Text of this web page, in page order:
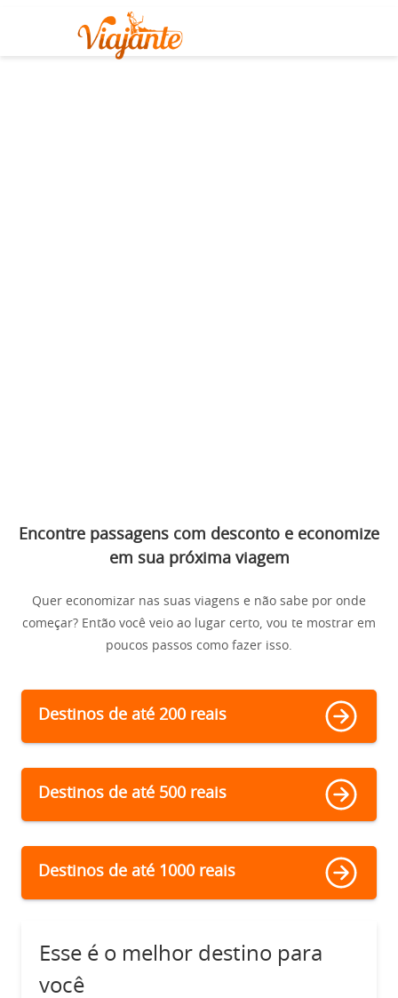
Encontre passagens com desconto e economize
em sua próxima viagem
Quer economizar nas suas viagens e não sabe por onde
começar? Então você veio ao lugar certo, vou te mostrar em
poucos passos como fazer isso.
Destinos de até 200 reais
Destinos de até 500 reais
Destinos de até 1000 reais
Esse é o melhor destino para
você